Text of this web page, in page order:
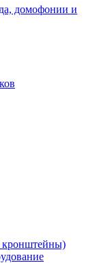
домофонии и
кронштейны)